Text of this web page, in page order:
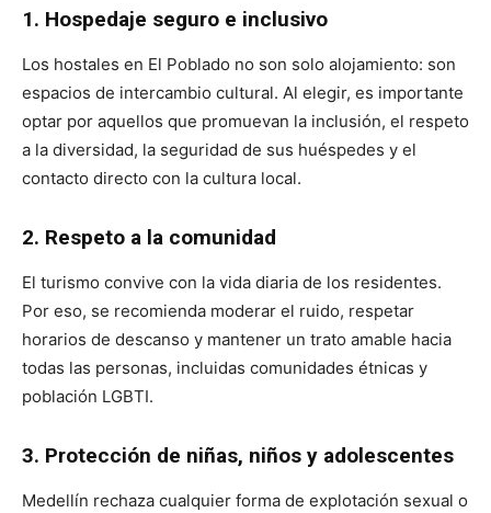
1. Hospedaje seguro e inclusivo
Los hostales en El Poblado no son solo alojamiento: son
espacios de intercambio cultural. Al elegir, es importante
optar por aquellos que promuevan la inclusión, el respeto
a la diversidad, la seguridad de sus huéspedes y el
contacto directo con la cultura local.
2. Respeto a la comunidad
El turismo convive con la vida diaria de los residentes.
Por eso, se recomienda moderar el ruido, respetar
horarios de descanso y mantener un trato amable hacia
todas las personas, incluidas comunidades étnicas y
población LGBTI.
3. Protección de niñas, niños y adolescentes
Medellín rechaza cualquier forma de explotación sexual o